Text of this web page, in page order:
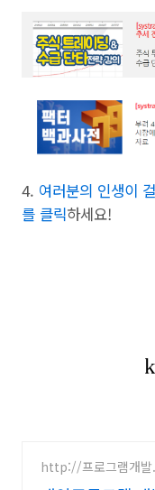
4. 여러분의 인생이
를 클릭하세요!
http://프로그램개